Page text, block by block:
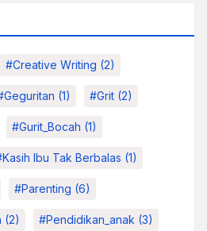
#Creative Writing (2)
(1) #grit (2)
#Gurit_Bocah (1)
Ibu Tak Berbalas (1)
#parenting (6)
(2) #pendidikan_anak (3)